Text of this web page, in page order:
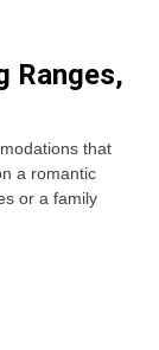
Ranges,
that
a romantic
or a family